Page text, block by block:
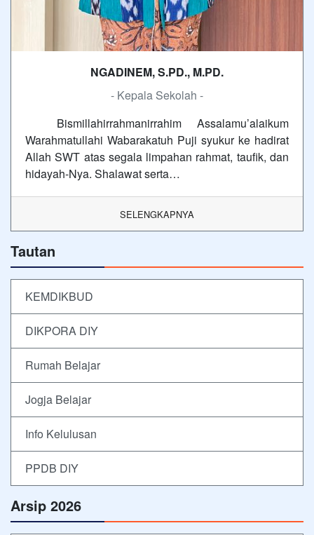
NGADINEM, S.PD., M.PD.
- Kepala Sekolah -
Bismillahirrahmanirrahim Assalamu’alaikum
Warahmatullahi Wabarakatuh Puji syukur ke hadirat
Allah SWT atas segala limpahan rahmat, taufik, dan
hidayah-Nya. Shalawat serta…
SELENGKAPNYA
Tautan
KEMDIKBUD
DIKPORA DIY
Rumah Belajar
Jogja Belajar
Info Kelulusan
PPDB DIY
Arsip 2026